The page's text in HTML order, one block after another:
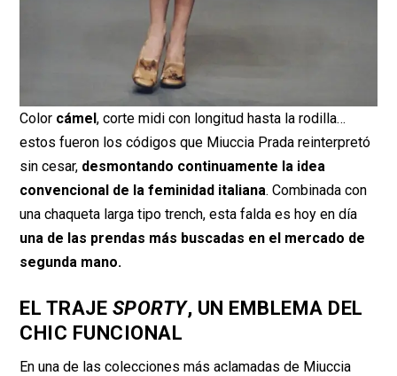
Color cámel, corte midi con longitud hasta la rodilla…
estos fueron los códigos que Miuccia Prada reinterpretó
sin cesar, desmontando continuamente la idea
convencional de la feminidad italiana. Combinada con
una chaqueta larga tipo trench, esta falda es hoy en día
una de las prendas más buscadas en el mercado de
segunda mano.
EL TRAJE SPORTY, UN EMBLEMA DEL
CHIC FUNCIONAL
En una de las colecciones más aclamadas de Miuccia